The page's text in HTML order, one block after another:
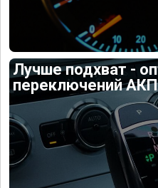
Лучше подхват -
переключений